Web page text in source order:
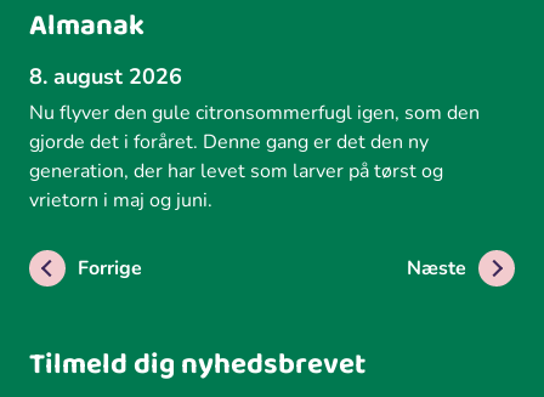
Almanak
8. august 2026
Nu flyver den gule citronsommerfugl igen, som den
gjorde det i foråret. Denne gang er det den ny
generation, der har levet som larver på tørst og
vrietorn i maj og juni.
Forrige Næste
Tilmeld dig nyhedsbrevet